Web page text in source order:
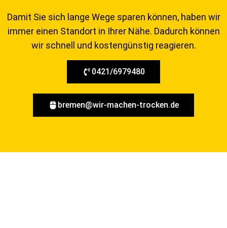
Damit Sie sich lange Wege sparen können, haben wir
immer einen Standort in Ihrer Nähe. Dadurch können
wir schnell und kostengünstig reagieren.
0421/6979480
bremen@wir-machen-trocken.de